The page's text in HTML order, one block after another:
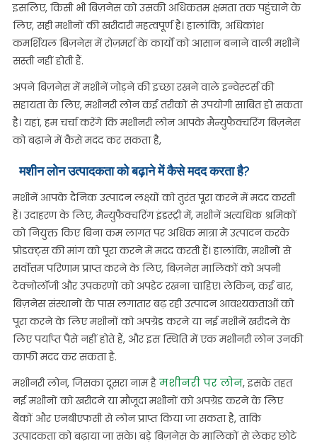
इसलिए, किसी भी बिज़नेस को उसकी अधिकतम क्षमता तक पहुंचाने के
लिए, सही मशीनों की खरीदारी महत्वपूर्ण है। हालांकि, अधिकांश
कमर्शियल बिज़नेस में रोज़मर्रा के कार्यों को आसान बनाने वाली मशीनें
सस्ती नहीं होती हैं.
अपने बिज़नेस में मशीनें जोड़ने की इच्छा रखने वाले इन्वेस्टर्स की
सहायता के लिए, मशीनरी लोन कई तरीकों से उपयोगी साबित हो सकता
है। यहां, हम चर्चा करेंगे कि मशीनरी लोन आपके मैन्युफैक्चरिंग बिज़नेस
को बढ़ाने में कैसे मदद कर सकता है,
मशीन लोन उत्पादकता को बढ़ाने में कैसे मदद करता है?
मशीनें आपके दैनिक उत्पादन लक्ष्यों को तुरंत पूरा करने में मदद करती
हैं। उदाहरण के लिए, मैन्युफैक्चरिंग इंडस्ट्री में, मशीनें अत्यधिक श्रमिकों
को नियुक्त किए बिना कम लागत पर अधिक मात्रा में उत्पादन करके
प्रोडक्ट्स की मांग को पूरा करने में मदद करती हैं। हालांकि, मशीनों से
सर्वोत्तम परिणाम प्राप्त करने के लिए, बिज़नेस मालिकों को अपनी
टेक्नोलॉजी और उपकरणों को अपडेट रखना चाहिए। लेकिन, कई बार,
बिज़नेस संस्थानों के पास लगातार बढ़ रही उत्पादन आवश्यकताओं को
पूरा करने के लिए मशीनों को अपग्रेड करने या नई मशीनें खरीदने के
लिए पर्याप्त पैसे नहीं होते हैं, और इस स्थिति में एक मशीनरी लोन उनकी
काफी मदद कर सकता है.
मशीनरी लोन, जिसका दूसरा नाम है मशीनरी पर लोन, इसके तहत
नई मशीनों को खरीदने या मौजूदा मशीनों को अपग्रेड करने के लिए
बैंकों और एनबीएफसी से लोन प्राप्त किया जा सकता है, ताकि
उत्पादकता को बढ़ाया जा सके। बड़े बिज़नेस के मालिकों से लेकर छोटे